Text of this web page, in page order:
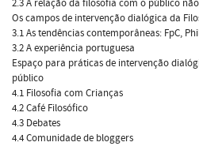
Os campos de intervenção dialógica da
3.1 As tendências contemporâneas: FpC,
3.2 A experiência portuguesa
Espaço para práticas de intervenção
público
4.1 Filosofia com Crianças
4.2 Café Filosófico
4.3 Debates
4.4 Comunidade de bloggers